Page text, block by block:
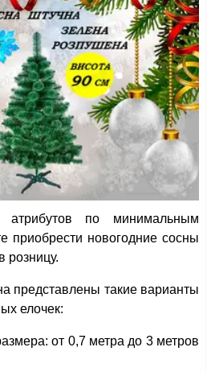
атрибутов по минимальным
новогодние сосны
розницу.
представлены такие варианты
елочек:
от 0,7 метра до 3 метров